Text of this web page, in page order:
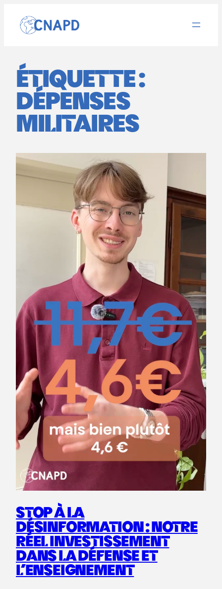
contenu
ÉTIQUETTE :
DÉPENSES
MILITAIRES
STOP À LA
DÉSINFORMATION : NOTRE
RÉEL INVESTISSEMENT
DANS LA DÉFENSE ET
L’ENSEIGNEMENT